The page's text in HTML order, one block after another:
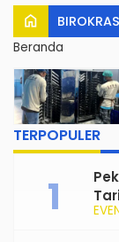
home
Beranda
TERPOPULER